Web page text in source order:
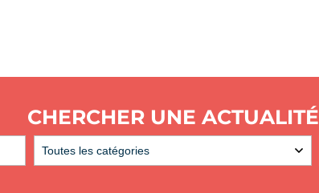
CHERCHER UNE ACTUALITÉ